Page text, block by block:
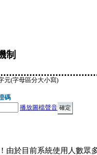
制
元(字母區分大小寫)
碼
播放圖檔聲音
由於目前系統使用人數眾